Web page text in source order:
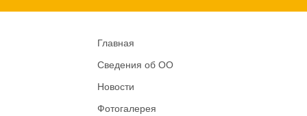
Главная
Сведения об ОО
Новости
Фотогалерея